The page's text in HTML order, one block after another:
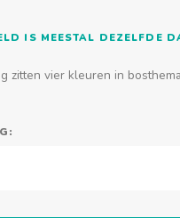
IS MEESTAL DEZELFDE
zitten vier kleuren in